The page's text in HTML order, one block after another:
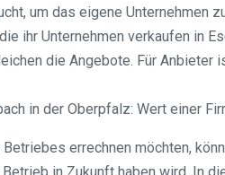
um das eigene Unternehmen
ihr Unternehmen verkaufen in
die Angebote. Für
in der Oberpfalz: Wert einer
errechnen möchten,